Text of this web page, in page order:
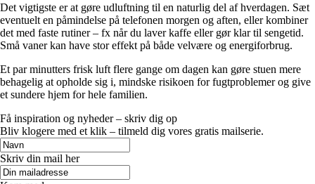
Det vigtigste er at gøre udluftning til en naturlig del af hverdagen. Sæt
eventuelt en påmindelse på telefonen morgen og aften, eller kombiner
det med faste rutiner – fx når du laver kaffe eller gør klar til sengetid.
Små vaner kan have stor effekt på både velvære og energiforbrug.
Et par minutters frisk luft flere gange om dagen kan gøre stuen mere
behagelig at opholde sig i, mindske risikoen for fugtproblemer og give
et sundere hjem for hele familien.
Få inspiration og nyheder – skriv dig op
Bliv klogere med et klik – tilmeld dig vores gratis mailserie.
Skriv din mail her